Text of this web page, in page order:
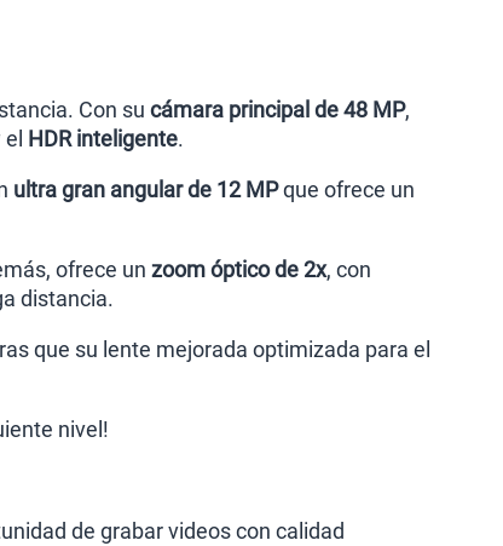
Con su cámara principal de 48 MP,
HDR inteligente.
ultra gran angular de 12 MPque ofrece un
ofrece un zoom óptico de 2x, con
distancia.
que su lente mejorada optimizada para el
nivel!
de grabar videos con calidad